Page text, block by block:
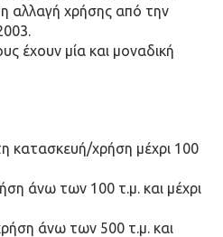
αλλαγή χρήσης από την
έχουν μία και μοναδική
κατασκευή/χρήση μέχρι 100
άνω των 100 τ.μ. και μέχρι
άνω των 500 τ.μ. και